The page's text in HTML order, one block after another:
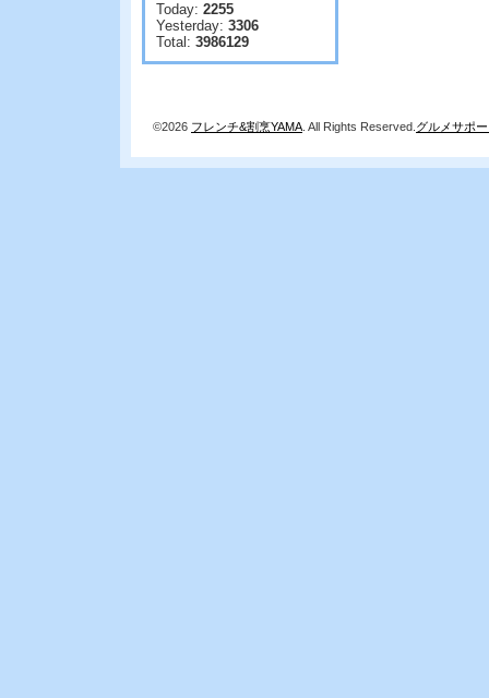
Today: 2255
Yesterday: 3306
Total: 3986129
©2026 フレンチ&割烹YAMA . All Rights Reserved. グルメサポ